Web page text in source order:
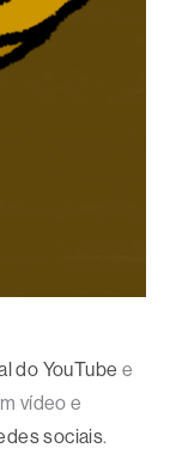
do YouTube e
vídeo e
sociais.